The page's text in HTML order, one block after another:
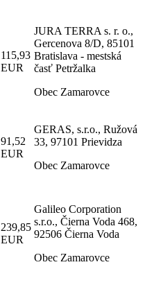
115,93
EUR
JURA TERRA s. r. o.,
Gercenova 8/D, 85101
Bratislava - mestská
časť Petržalka
Obec Zamarovce
91,52
EUR
GERAS, s.r.o., Ružová
33, 97101 Prievidza
Obec Zamarovce
239,85
EUR
Galileo Corporation
s.r.o., Čierna Voda 468,
92506 Čierna Voda
Obec Zamarovce